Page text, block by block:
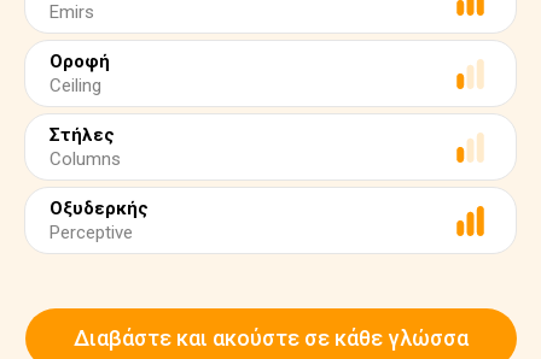
Emirs
Οροφή
Ceiling
Στήλες
Columns
Οξυδερκής
Perceptive
Διαβάστε και ακούστε σε κάθε γλώσσα